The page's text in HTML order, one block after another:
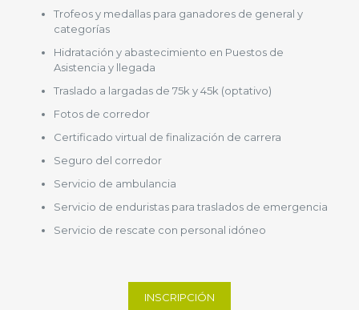
Trofeos y medallas para ganadores de general y
categorías
Hidratación y abastecimiento en Puestos de
Asistencia y llegada
Traslado a largadas de 75k y 45k (optativo)
Fotos de corredor
Certificado virtual de finalización de carrera
Seguro del corredor
Servicio de ambulancia
Servicio de enduristas para traslados de emergencia
Servicio de rescate con personal idóneo
INSCRIPCIÓN